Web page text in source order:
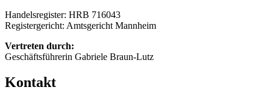
Handelsregister: HRB 716043
Registergericht: Amtsgericht Mannheim
Vertreten durch:
Geschäftsführerin Gabriele Braun-Lutz
Kontakt